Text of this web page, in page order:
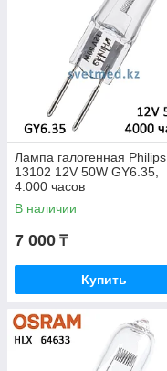
Лампа галогенная Philips
13102 12V 50W GY6.35,
4.000 часов
В наличии
7 000 ₸
Купить